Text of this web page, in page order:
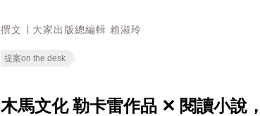
撰文 ∣ 大家出版總編輯 賴淑玲
提案on the desk
木馬文化 勒卡雷作品 ✕ 閱讀小說